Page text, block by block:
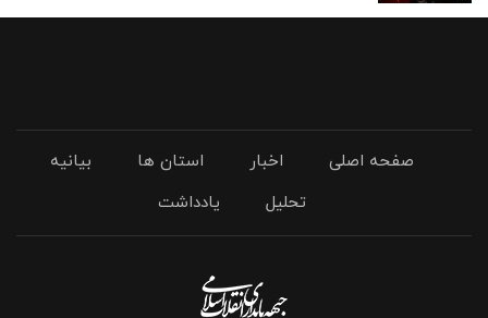
صفحه اصلی اخبار استان ها
بیانیه
تحلیل
یادداشت